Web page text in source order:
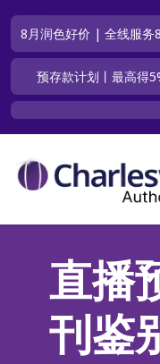
8月润色好价 | 全线服务
预存款计划丨最高得
直播
刊鉴